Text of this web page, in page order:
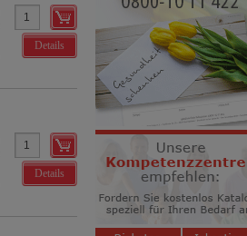
Details
Details